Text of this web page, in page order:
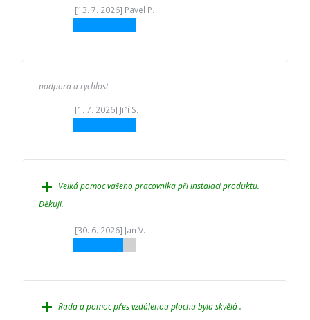
[13. 7. 2026] Pavel P.
podpora a rychlost
[1. 7. 2026] Jiří S.
add
Velká pomoc vašeho pracovníka při instalaci produktu.
Děkuji.
[30. 6. 2026] Jan V.
add Rada a pomoc přes vzdálenou plochu byla skvělá .